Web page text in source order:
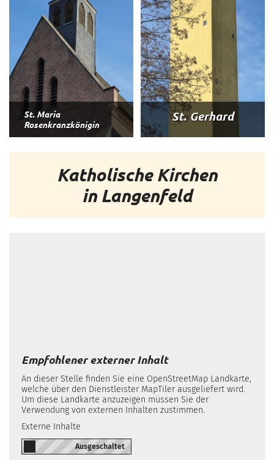
St. Maria
Rosenkranzkönigin
St. Gerhard
Katholische Kirchen
in Langenfeld
Empfohlener externer Inhalt
An dieser Stelle finden Sie eine OpenStreetMap Landkarte,
welche über den Dienstleister MapTiler ausgeliefert wird.
Um diese Landkarte anzuzeigen müssen Sie der
Verwendung von externen Inhalten zustimmen.
Externe Inhalte